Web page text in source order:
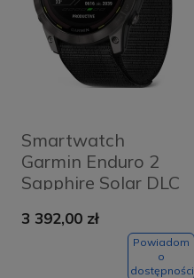
Smartwatch
Garmin Enduro 2
Sapphire Solar DLC
Slate Grey
3 392,00 zł
Powiadom
o
dostępności